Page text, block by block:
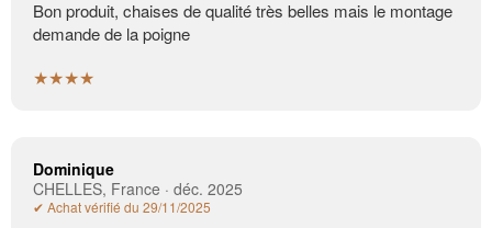
Bon produit, chaises de qualité très belles mais le montage
demande de la poigne
★★★★
Dominique
CHELLES, France · déc. 2025
✔ Achat vérifié du 29/11/2025